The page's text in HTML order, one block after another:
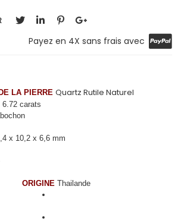
Payez en 4X sans frais avec
LA PIERRE Quartz Rutile Naturel
6.72 carats
x 10,2 x 6,6 mm
ORIGINE Thailande